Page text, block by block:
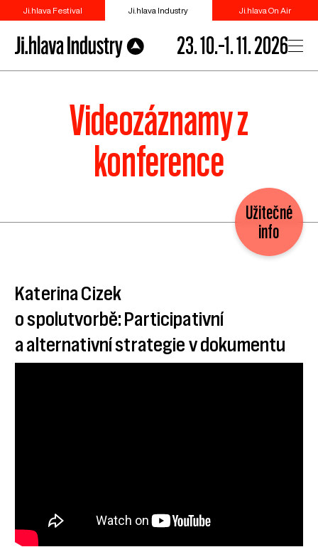
Ji.hlava Festival Ji.hlava Industry Ji.hlava On Air
23. 10.–1. 11. 2026
Videozáznamy z
konference
Užitečné
info
Katerina Cizek
o spolutvorbě: Participativní
a alternativní strategie v dokumentu